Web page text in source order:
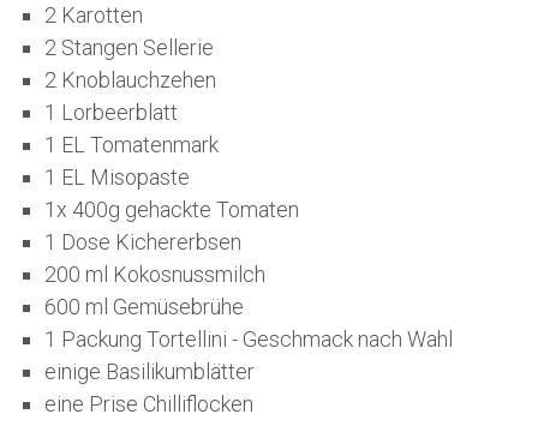
2 Karotten
2 Stangen Sellerie
2 Knoblauchzehen
1 Lorbeerblatt
1 EL Tomatenmark
1 EL Misopaste
1x 400g gehackte Tomaten
1 Dose Kichererbsen
200 ml Kokosnussmilch
600 ml Gemüsebrühe
1 Packung Tortellini - Geschmack nach Wahl
einige Basilikumblätter
eine Prise Chilliflocken